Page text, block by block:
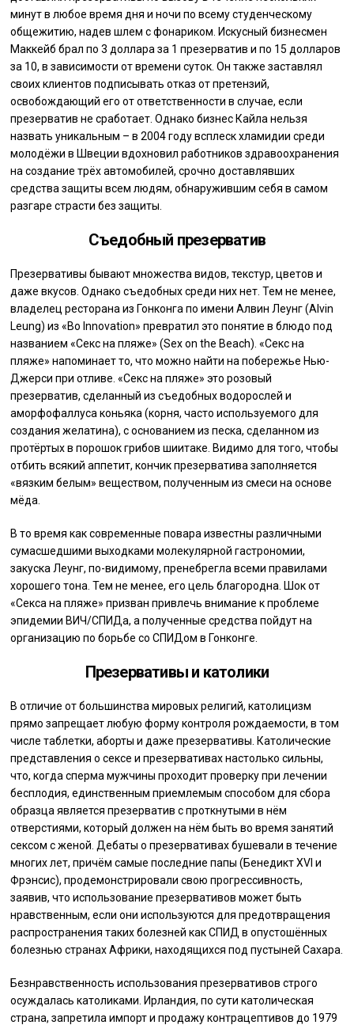
минут в любое время дня и ночи по всему студенческому
общежитию, надев шлем с фонариком. Искусный бизнесмен
Маккейб брал по 3 доллара за 1 презерватив и по 15 долларов
за 10, в зависимости от времени суток. Он также заставлял
своих клиентов подписывать отказ от претензий,
освобождающий его от ответственности в случае, если
презерватив не сработает. Однако бизнес Кайла нельзя
назвать уникальным – в 2004 году всплеск хламидии среди
молодёжи в Швеции вдохновил работников здравоохранения
на создание трёх автомобилей, срочно доставлявших
средства защиты всем людям, обнаружившим себя в самом
разгаре страсти без защиты.
Съедобный презерватив
Презервативы бывают множества видов, текстур, цветов и
даже вкусов. Однако съедобных среди них нет. Тем не менее,
владелец ресторана из Гонконга по имени Алвин Леунг (Alvin
Leung) из «Bo Innovation» превратил это понятие в блюдо под
названием «Секс на пляже» (Sex on the Beach). «Секс на
пляже» напоминает то, что можно найти на побережье Нью-
Джерси при отливе. «Секс на пляже» это розовый
презерватив, сделанный из съедобных водорослей и
аморфофаллуса коньяка (корня, часто используемого для
создания желатина), с основанием из песка, сделанном из
протёртых в порошок грибов шиитаке. Видимо для того, чтобы
отбить всякий аппетит, кончик презерватива заполняется
«вязким белым» веществом, полученным из смеси на основе
мёда.
В то время как современные повара известны различными
сумасшедшими выходками молекулярной гастрономии,
закуска Леунг, по-видимому, пренебрегла всеми правилами
хорошего тона. Тем не менее, его цель благородна. Шок от
«Секса на пляже» призван привлечь внимание к проблеме
эпидемии ВИЧ/СПИДа, а полученные средства пойдут на
организацию по борьбе со СПИДом в Гонконге.
Презервативы и католики
В отличие от большинства мировых религий, католицизм
прямо запрещает любую форму контроля рождаемости, в том
числе таблетки, аборты и даже презервативы. Католические
представления о сексе и презервативах настолько сильны,
что, когда сперма мужчины проходит проверку при лечении
бесплодия, единственным приемлемым способом для сбора
образца является презерватив с проткнутыми в нём
отверстиями, который должен на нём быть во время занятий
сексом с женой. Дебаты о презервативах бушевали в течение
многих лет, причём самые последние папы (Бенедикт XVI и
Фрэнсис), продемонстрировали свою прогрессивность,
заявив, что использование презервативов может быть
нравственным, если они используются для предотвращения
распространения таких болезней как СПИД в опустошённых
болезнью странах Африки, находящихся под пустыней Сахара.
Безнравственность использования презервативов строго
осуждалась католиками. Ирландия, по сути католическая
страна, запретила импорт и продажу контрацептивов до 1979